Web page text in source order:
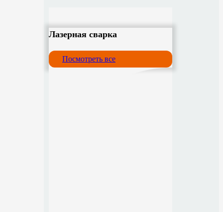
Лазерная сварка
Посмотреть все